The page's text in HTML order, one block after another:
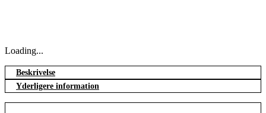
Loading...
Beskrivelse
Yderligere information